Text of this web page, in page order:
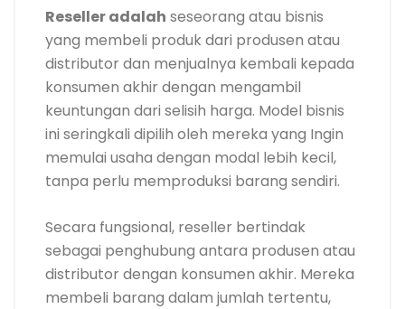
Reseller adalah seseorang atau bisnis
yang membeli produk dari produsen atau
distributor dan menjualnya kembali kepada
konsumen akhir dengan mengambil
keuntungan dari selisih harga. Model bisnis
ini seringkali dipilih oleh mereka yang Ingin
memulai usaha dengan modal lebih kecil,
tanpa perlu memproduksi barang sendiri.
Secara fungsional, reseller bertindak
sebagai penghubung antara produsen atau
distributor dengan konsumen akhir. Mereka
membeli barang dalam jumlah tertentu,